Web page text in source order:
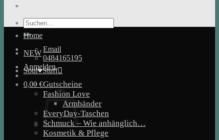
Suchen
nach:
Email
0484165195
Anmelden
0,00€
Home
NEW
Soul♥Stuff
Gutscheine
Fashion Love
Armbänder
EveryDay-Taschen
Schmuck – Wie anhänglich…
Kosmetik & Pflege